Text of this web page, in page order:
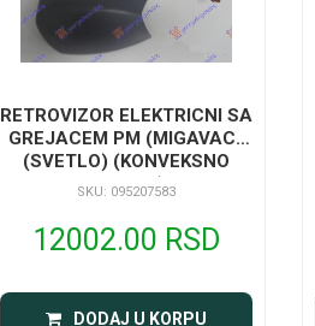
RETROVIZOR ELEKTRICNI SA
GREJACEM PM (MIGAVAC)
(SVETLO) (KONVEKSNO
STAKLO)
SKU: 095207583
12002.00 RSD
DODAJ U KORPU